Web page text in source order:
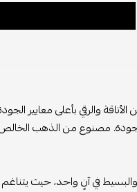
والرقي بأعلى معايير
مصنوع من الذهب
في آنٍ واحد، حيث